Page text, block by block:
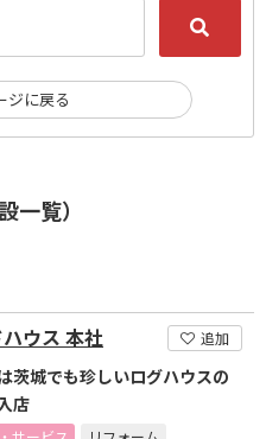
一覧）
ウス 本社 追加
茨城でも珍しいログハウスの
店
ジに戻る